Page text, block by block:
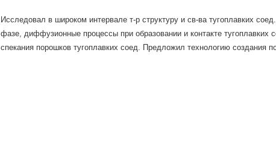
Исследовал в широком интервале т-р структуру и св-ва тугоплавких
фазе, диффузионные процессы при образовании и контакте тугоплавких
спекания порошков тугоплавких соед. Предложил технологию создания